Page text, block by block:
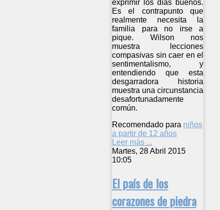
exprimir los días buenos.
Es el contrapunto que
realmente necesita la
familia para no irse a
pique. Wilson nos
muestra lecciones
compasivas sin caer en el
sentimentalismo, y
entendiendo que esta
desgarradora historia
muestra una circunstancia
desafortunadamente
común.
Recomendado para niños
a partir de 12 años
Leer más ...
Martes, 28 Abril 2015
10:05
El país de los
corazones de piedra